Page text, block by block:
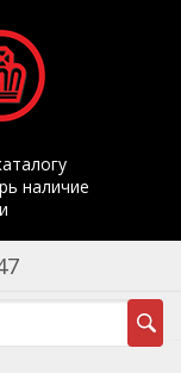
наличие